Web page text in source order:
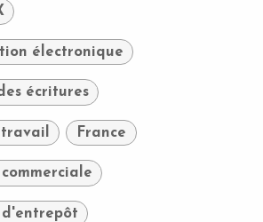
électronique
écritures
France
d'entrepôt